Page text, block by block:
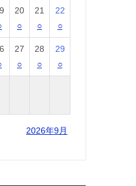
20
○
21
○
22
○
27
○
28
○
29
○
2026年9月